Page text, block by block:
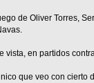
de Oliver Torres,
en partidos
que veo con